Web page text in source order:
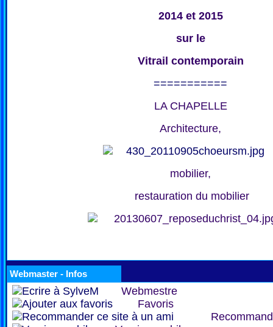
2014 et 2015
sur le
Vitrail contemporain
===========
LA CHAPELLE
Architecture,
mobilier,
restauration du mobilier
Webmaster - Infos
Webmestre
Favoris